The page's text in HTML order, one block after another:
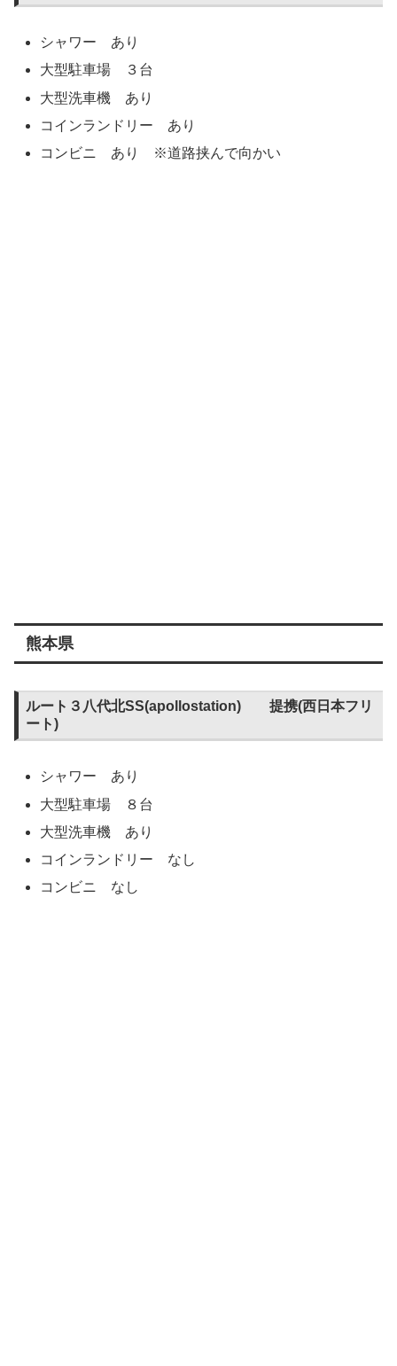
シャワー あり
大型駐車場 ３台
大型洗車機 あり
コインランドリー あり
コンビニ あり ※道路挟んで向かい
熊本県
ルート３八代北SS(apollostation) 提携(西日本フリ
ート)
シャワー あり
大型駐車場 ８台
大型洗車機 あり
コインランドリー なし
コンビニ なし